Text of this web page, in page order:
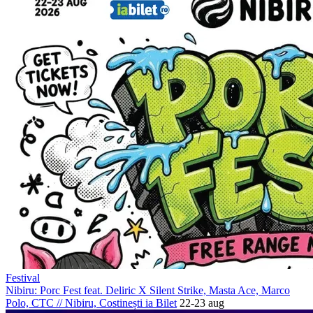
Festival
Nibiru: Porc Fest feat. Deliric X Silent Strike, Masta Ace, Marco
Polo, CTC //Nibiru, Costinești ia Bilet 22-23 aug